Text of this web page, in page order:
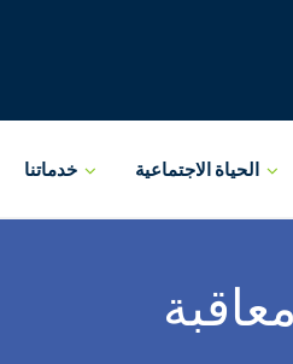
خدماتنا الحياة الاجتماعية